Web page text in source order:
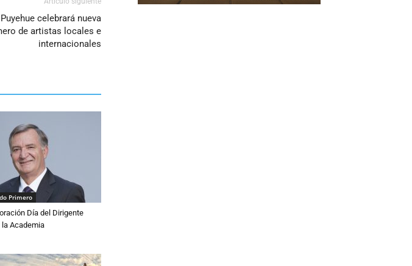
celebrará nueva
de artistas locales e
internacionales
Primero
Día del Dirigente
la Academia